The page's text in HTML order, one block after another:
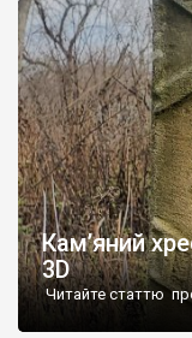
століття тут
палацу виїхала
Кам’яний
3D
Читайте статтю про